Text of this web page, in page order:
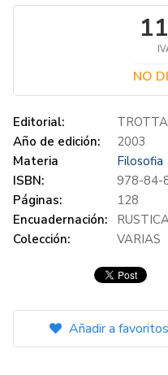
NO
Editorial:
TROTTA
Año de edición:
2003
Materia
Filosofia
ISBN:
978-84-
Páginas:
128
Encuadernación:
Colección:
VARIAS
Añadir a favoritos